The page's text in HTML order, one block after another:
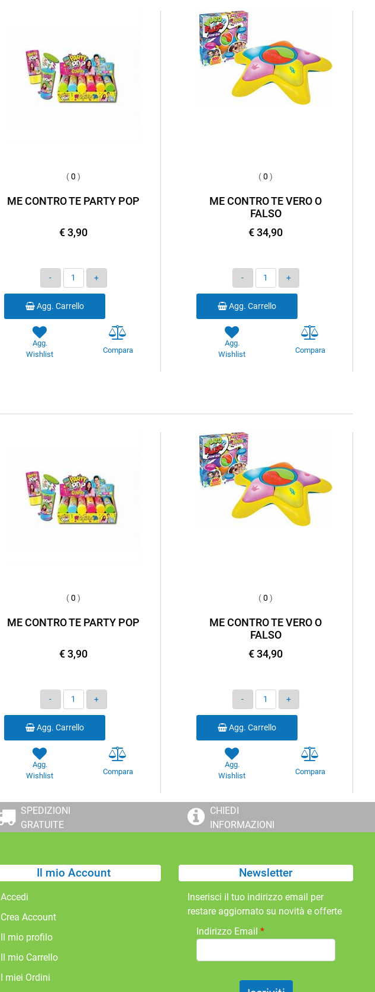
(0 )
ME CONTRO TE PARTY POP
€ 3,90
Quantità
Agg. Carrello
Agg.
Wishlist
Compara
(0 )
ME CONTRO TE VERO O
FALSO
€ 34,90
Quantità
Agg. Carrello
Agg.
Wishlist
Compara
(0 )
ME CONTRO TE PARTY POP
€ 3,90
Quantità
Agg. Carrello
Agg.
Wishlist
Compara
(0 )
ME CONTRO TE VERO O
FALSO
€ 34,90
Quantità
Agg. Carrello
Agg.
Wishlist
Compara
SPEDIZIONI
GRATUITE
CHIEDI
INFORMAZIONI
Il mio Account
Accedi
Crea Account
Il mio profilo
Il mio Carrello
I miei Ordini
Newsletter
Inserisci il tuo indirizzo email per
restare aggiornato su novità e offerte
Indirizzo Email *